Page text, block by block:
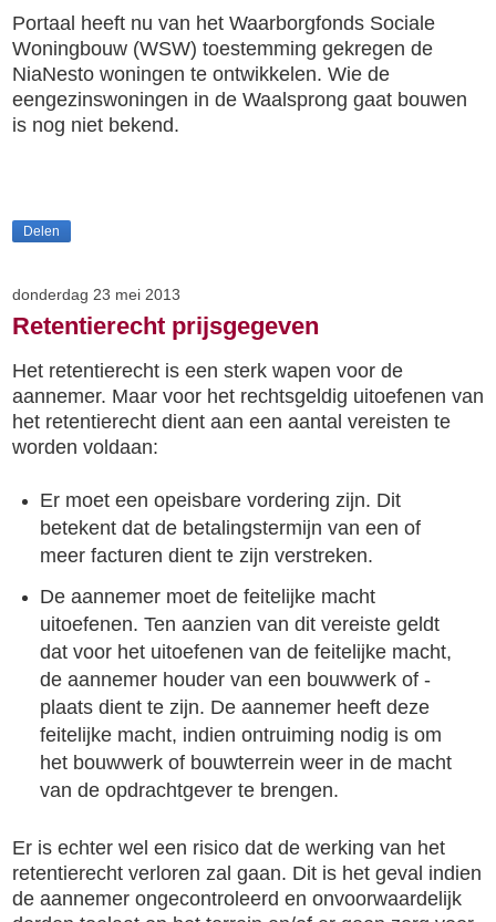
Portaal heeft nu van het Waarborgfonds Sociale
Woningbouw (WSW) toestemming gekregen de
NiaNesto woningen te ontwikkelen. Wie de
eengezinswoningen in de Waalsprong gaat bouwen
is nog niet bekend.
Delen
donderdag 23 mei 2013
Retentierecht prijsgegeven
Het retentierecht is een sterk wapen voor de
aannemer. Maar voor het rechtsgeldig uitoefenen van
het retentierecht dient aan een aantal vereisten te
worden voldaan:
Er moet een opeisbare vordering zijn. Dit
betekent dat de betalingstermijn van een of
meer facturen dient te zijn verstreken.
De aannemer moet de feitelijke macht
uitoefenen. Ten aanzien van dit vereiste geldt
dat voor het uitoefenen van de feitelijke macht,
de aannemer houder van een bouwwerk of -
plaats dient te zijn. De aannemer heeft deze
feitelijke macht, indien ontruiming nodig is om
het bouwwerk of bouwterrein weer in de macht
van de opdrachtgever te brengen.
Er is echter wel een risico dat de werking van het
retentierecht verloren zal gaan. Dit is het geval indien
de aannemer ongecontroleerd en onvoorwaardelijk